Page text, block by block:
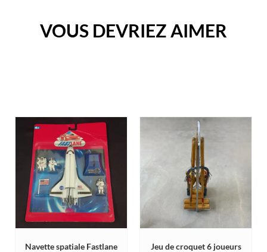
VOUS DEVRIEZ AIMER
Navette spatiale Fastlane
Jeu de croquet 6 joueurs